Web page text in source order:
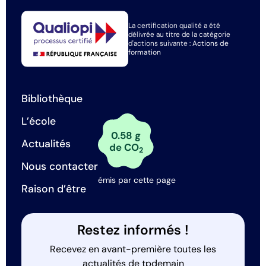
La certification qualité a été
délivrée au titre de la catégorie
d'actions suivante :Actions de
formation
Bibliothèque
L’école
Actualités
Nous contacter
Raison d’être
0.58 g
de CO2
émis par cette page
Restez informés !
Recevez en avant-première toutes les
actualités de tpdemain